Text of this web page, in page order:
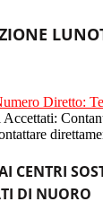
Diretto:
Accettati:
CENTRI
DI NUORO